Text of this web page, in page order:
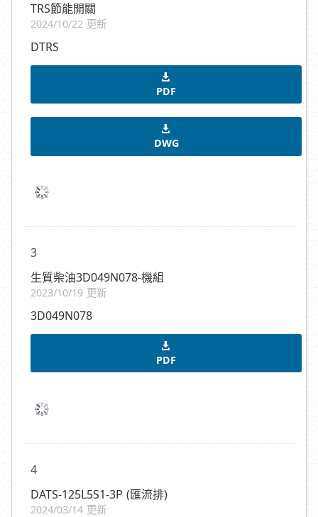
TRS節能開關
2024/10/22 更新
DTRS
PDF
DWG
3
生質柴油3D049N078-機組
2023/10/19 更新
3D049N078
PDF
4
DATS-125L5S1-3P (匯流排)
2024/03/14 更新